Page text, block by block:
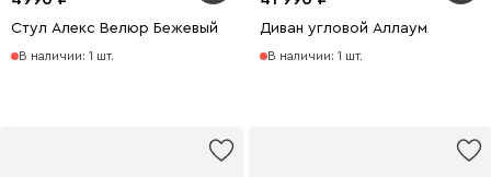
Стул Алекс Велюр Бежевый
В наличии: 1 шт.
Диван угловой Аллаум
В наличии: 1 шт.